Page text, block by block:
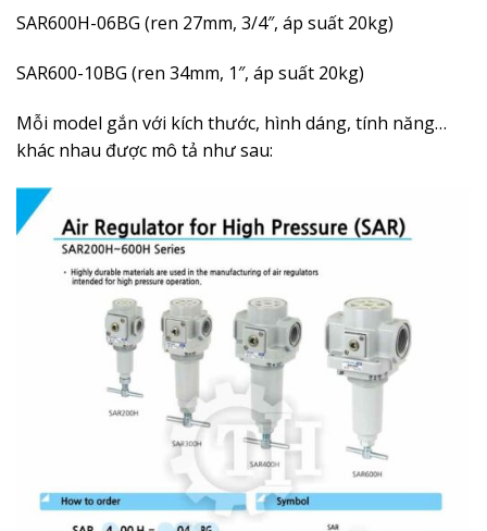
SAR600H-06BG (ren 27mm, 3/4″, áp suất 20kg)
SAR600-10BG (ren 34mm, 1″, áp suất 20kg)
Mỗi model gắn với kích thước, hình dáng, tính năng…
khác nhau được mô tả như sau: